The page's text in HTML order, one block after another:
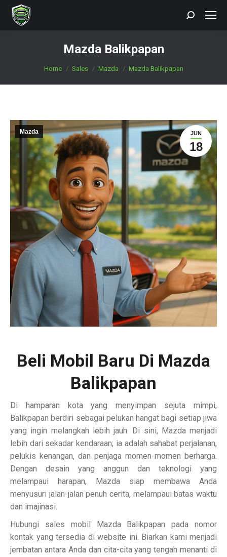
Search:
Mazda Balikpapan
You are here:
Home Sales Mazda Mazda Balikpapan
JUN
18
Mazda
Beli Mobil Baru Di Mazda
Balikpapan
Di hamparan kota yang menyimpan sejuta mimpi,
Balikpapan berdiri sebagai pelukan hangat bagi setiap jiwa
yang ingin melangkah lebih jauh. Di sini, Mazda menjadi
lebih dari sekadar kendaraan; ia adalah sahabat perjalanan,
pelukis kenangan, dan penjaga momen-momen berharga.
Dengan desain yang anggun dan teknologi yang
melampaui harapan, Mazda siap membawa Anda
menyusuri jalan-jalan penuh cerita, melampaui batas waktu
dan imajinasi.
Hubungi sales mobil Mazda Balikpapan pada nomor
kontak yang tersedia di website ini. Biarkan kami menjadi
jembatan antara Anda dan cita-cita yang tengah menanti di